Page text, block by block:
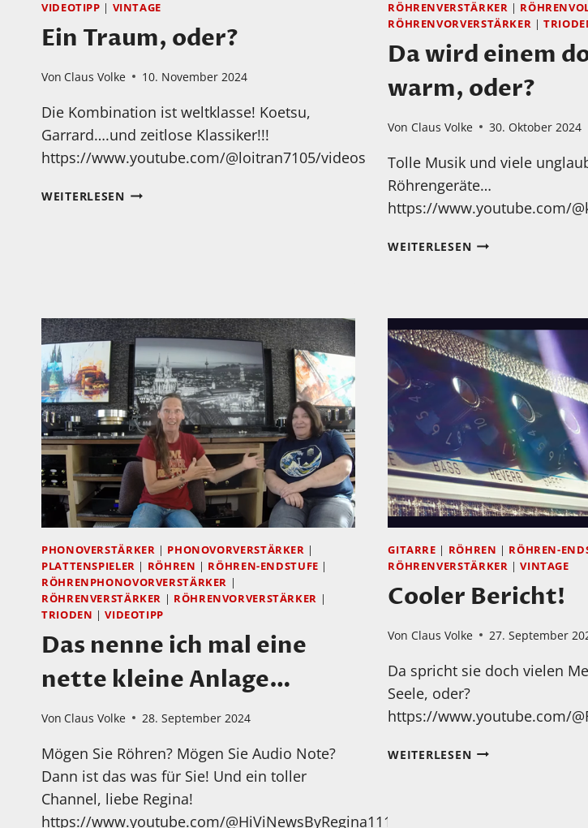
VIDEOTIPP | VINTAGE
Ein Traum, oder?
Von Claus Volke 10. November 2024
Die Kombination ist weltklasse! Koetsu,
Garrard….und zeitlose Klassiker!!!
https://www.youtube.com/@loitran7105/videos
WEITERLESENEIN
RÖHRENVERSTÄRKER |
RÖHRENVORVERSTÄRKER |
Da wird einem
warm, oder?
Von Claus Volke 30. Oktober 2024
Tolle Musik und viele
Röhrengeräte…
https://www.youtube.com/
WEITERLESENDA
RICHTIG
WARM,
ODER?
PHONOVERSTÄRKER | PHONOVORVERSTÄRKER |
PLATTENSPIELER | RÖHREN | RÖHREN-ENDSTUFE |
RÖHRENPHONOVORVERSTÄRKER |
RÖHRENVERSTÄRKER | RÖHRENVORVERSTÄRKER |
TRIODEN |VIDEOTIPP
Das nenne ich mal eine
nette kleine Anlage…
Von Claus Volke 28. September 2024
Mögen Sie Röhren? Mögen Sie Audio Note?
Dann ist das was für Sie! Und ein toller
Channel, liebe Regina!
https://www.youtube.com/@HiViNewsByRegina111/videos
GITARRE | RÖHREN | RÖHREN-
RÖHRENVERSTÄRKER |VINTAGE
Cooler Bericht!
Von Claus Volke 27. September
Da spricht sie doch vielen
Seele, oder?
https://www.youtube.com/
WEITERLESENCOOLER